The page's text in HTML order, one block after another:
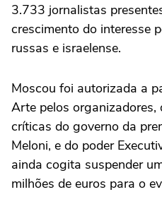
3.733 jornalistas
crescimento do interesse
russas e israelense.
Moscou foi autorizada a
Arte pelos organizadores,
críticas do governo da
Meloni, e do poder
ainda cogita suspender
milhões de euros para o